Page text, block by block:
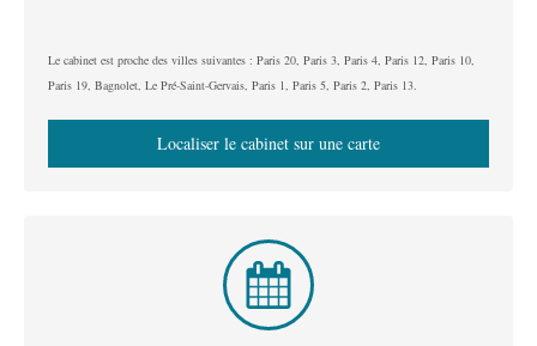
Le cabinet est proche des villes suivantes : Paris 20, Paris 3, Paris 4, Paris 12, Paris 10,
Paris 19, Bagnolet, Le Pré-Saint-Gervais, Paris 1, Paris 5, Paris 2, Paris 13.
Localiser le cabinet sur une carte